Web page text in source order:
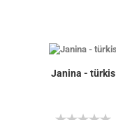
Janina - türkis